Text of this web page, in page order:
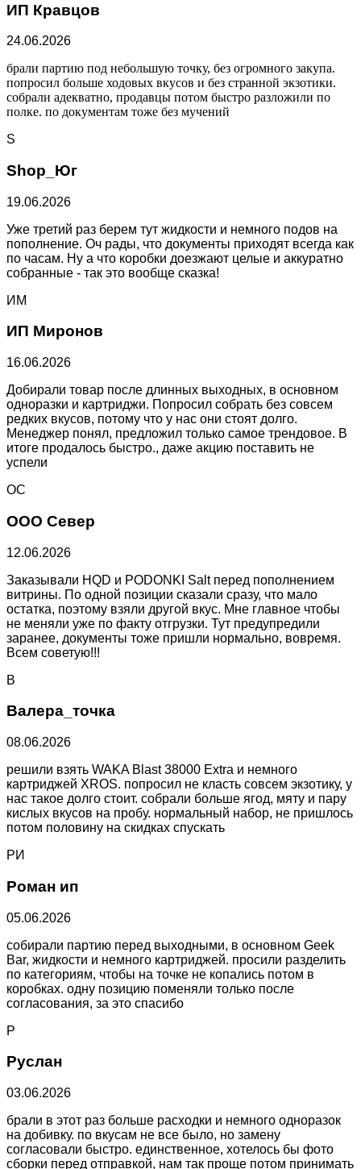
ИП Кравцов
24.06.2026
брали партию под небольшую точку, без огромного закупа.
попросил больше ходовых вкусов и без странной экзотики.
собрали адекватно, продавцы потом быстро разложили по
полке. по документам тоже без мучений
S
Shop_Юг
19.06.2026
Уже третий раз берем тут жидкости и немного подов на
пополнение. Оч рады, что документы приходят всегда как
по часам. Ну а что коробки доезжают целые и аккуратно
собранные - так это вообще сказка!
ИМ
ИП Миронов
16.06.2026
Добирали товар после длинных выходных, в основном
одноразки и картриджи. Попросил собрать без совсем
редких вкусов, потому что у нас они стоят долго.
Менеджер понял, предложил только самое трендовое. В
итоге продалось быстро., даже акцию поставить не
успели
ОС
ООО Север
12.06.2026
Заказывали HQD и PODONKI Salt перед пополнением
витрины. По одной позиции сказали сразу, что мало
остатка, поэтому взяли другой вкус. Мне главное чтобы
не меняли уже по факту отгрузки. Тут предупредили
заранее, документы тоже пришли нормально, вовремя.
Всем советую!!!
В
Валера_точка
08.06.2026
решили взять WAKA Blast 38000 Extra и немного
картриджей XROS. попросил не класть совсем экзотику, у
нас такое долго стоит. собрали больше ягод, мяту и пару
кислых вкусов на пробу. нормальный набор, не пришлось
потом половину на скидках спускать
РИ
Роман ип
05.06.2026
собирали партию перед выходными, в основном Geek
Bar, жидкости и немного картриджей. просили разделить
по категориям, чтобы на точке не копались потом в
коробках. одну позицию поменяли только после
согласования, за это спасибо
Р
Руслан
03.06.2026
брали в этот раз больше расходки и немного одноразок
на добивку. по вкусам не все было, но замену
согласовали быстро. единственное, хотелось бы фото
сборки перед отправкой, нам так проще потом принимать